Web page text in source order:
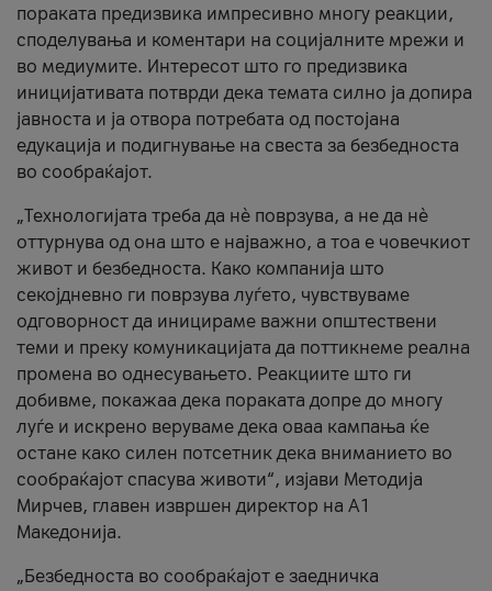
пораката предизвика импресивно многу реакции,
споделувања и коментари на социјалните мрежи и
во медиумите. Интересот што го предизвика
иницијативата потврди дека темата силно ја допира
јавноста и ја отвора потребата од постојана
едукација и подигнување на свеста за безбедноста
во сообраќајот.
„Технологијата треба да нè поврзува, а не да нè
оттурнува од она што е најважно, а тоа е човечкиот
живот и безбедноста. Како компанија што
секојдневно ги поврзува луѓето, чувствуваме
одговорност да иницираме важни општествени
теми и преку комуникацијата да поттикнеме реална
промена во однесувањето. Реакциите што ги
добивме, покажаа дека пораката допре до многу
луѓе и искрено веруваме дека оваа кампања ќе
остане како силен потсетник дека вниманието во
сообраќајот спасува животи“, изјави Методија
Мирчев, главен извршен директор на А1
Македонија.
„Безбедноста во сообраќајот е заедничка